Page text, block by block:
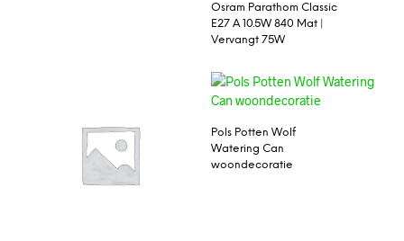
Osram Parathom Classic
E27 A 10.5W 840 Mat |
Vervangt 75W
Pols Potten Wolf
Watering Can
woondecoratie